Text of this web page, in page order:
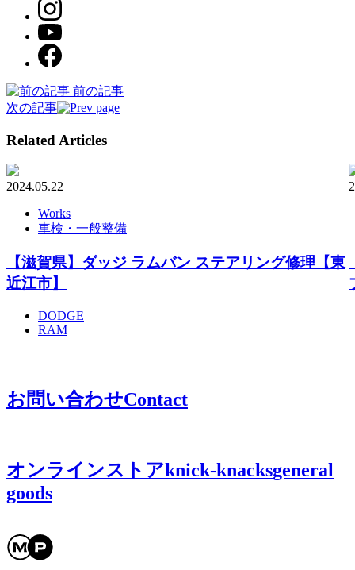
前の記事
次の記事
Related Articles
2024.05.22
Works
車検・一般整備
【滋賀県】ダッジ ラムバン ステアリング修理【東
近江市】
DODGE
RAM
お問い合わせContact
オンラインストアknick-knacksgeneral
goods